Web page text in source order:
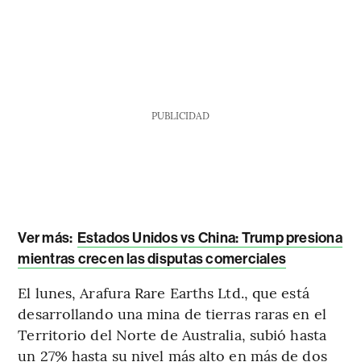
PUBLICIDAD
Ver más: Estados Unidos vs China: Trump presiona
mientras crecen las disputas comerciales
El lunes, Arafura Rare Earths Ltd., que está
desarrollando una mina de tierras raras en el
Territorio del Norte de Australia, subió hasta
un 27% hasta su nivel más alto en más de dos